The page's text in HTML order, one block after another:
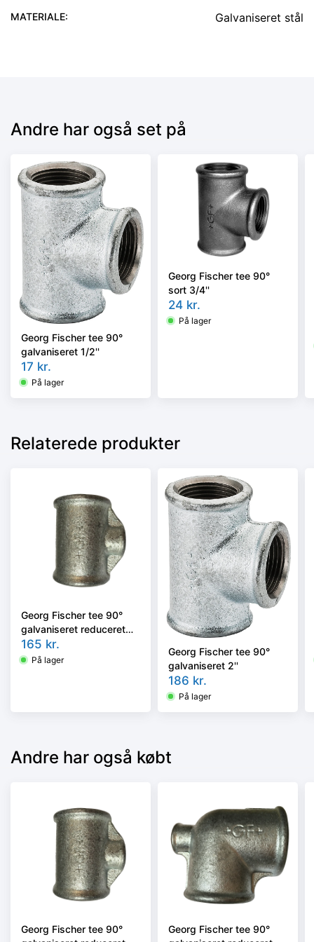
MATERIALE: Galvaniseret stål
Andre har også set på
Georg Fischer tee 90°
galvaniseret 1/2''
17 kr.
På lager
Georg Fischer tee 90°
sort 3/4''
24 kr.
På lager
Relaterede produkter
Georg Fischer tee 90°
galvaniseret reduceret
1.1/2-1.1/4''
165 kr.
På lager
Georg Fischer tee 90°
galvaniseret 2''
186 kr.
På lager
Andre har også købt
Georg Fischer tee 90°
Georg Fischer tee 90°